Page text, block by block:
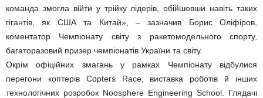
команда змогла війти у трійку лідерів, обійшовши навіть таких
гігантів, як США та Китай», – зазначив Борис Оліфіров,
коментатор Чемпіонату світу з ракетомодельного спорту,
багаторазовий призер чемпіонатів України та світу.
Окрім офіційних змагань у рамках Чемпіонату відбулися
перегони коптерів Copters Race, виставка роботів й інших
технологічних розробок Noosphere Engineering School. Глядачі